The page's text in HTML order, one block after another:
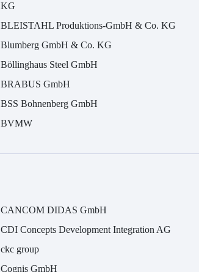
KG
BLEISTAHL Produktions-GmbH & Co. KG
Blumberg GmbH & Co. KG
Böllinghaus Steel GmbH
BRABUS GmbH
BSS Bohnenberg GmbH
BVMW
CANCOM DIDAS GmbH
CDI Concepts Development Integration AG
ckc group
Cognis GmbH